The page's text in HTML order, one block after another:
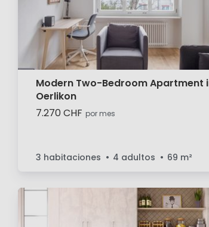
Modern Two-Bedroom Apartment
Oerlikon
7.270 CHF por mes
3 habitaciones 4 adultos 69 m²